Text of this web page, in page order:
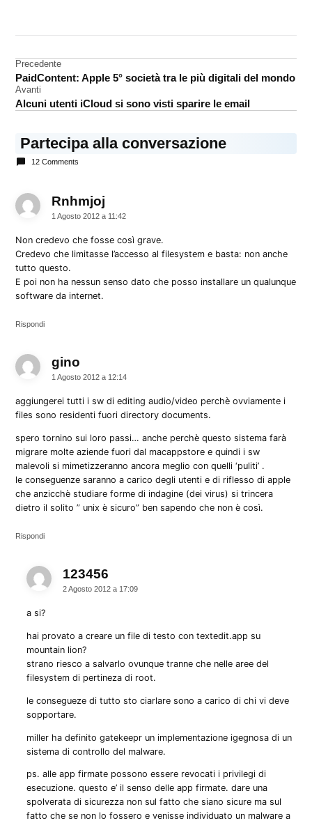
Store
sviluppatori
Navigazione
articoli
Precedente
PaidContent: Apple 5° società tra le più digitali del mondo
Avanti
Alcuni utenti iCloud si sono visti sparire le email
Partecipa alla conversazione
12 Comments
Rnhmjoj
1 Agosto 2012 a 11:42
Non credevo che fosse così grave.
Credevo che limitasse l’accesso al filesystem e basta: non anche
tutto questo.
E poi non ha nessun senso dato che posso installare un qualunque
software da internet.
Rispondi
gino
1 Agosto 2012 a 12:14
aggiungerei tutti i sw di editing audio/video perchè ovviamente i
files sono residenti fuori directory documents.
spero tornino sui loro passi… anche perchè questo sistema farà
migrare molte aziende fuori dal macappstore e quindi i sw
malevoli si mimetizzeranno ancora meglio con quelli ‘puliti’ .
le conseguenze saranno a carico degli utenti e di riflesso di apple
che anzicchè studiare forme di indagine (dei virus) si trincera
dietro il solito ” unix è sicuro” ben sapendo che non è così.
Rispondi
123456
2 Agosto 2012 a 17:09
a si?
hai provato a creare un file di testo con textedit.app su
mountain lion?
strano riesco a salvarlo ovunque tranne che nelle aree del
filesystem di pertineza di root.
le consegueze di tutto sto ciarlare sono a carico di chi vi deve
sopportare.
miller ha definito gatekeepr un implementazione igegnosa di un
sistema di controllo del malware.
ps. alle app firmate possono essere revocati i privilegi di
esecuzione. questo e’ il senso delle app firmate. dare una
spolverata di sicurezza non sul fatto che siano sicure ma sul
fatto che se non lo fossero e venisse individuato un malware a